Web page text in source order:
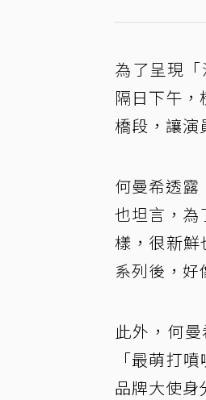
為了呈現
隔日下午
橋段，讓演
何曼希透
也坦言，為
樣，很新鮮
系列後，好
此外，何
「最萌打
品牌大使身